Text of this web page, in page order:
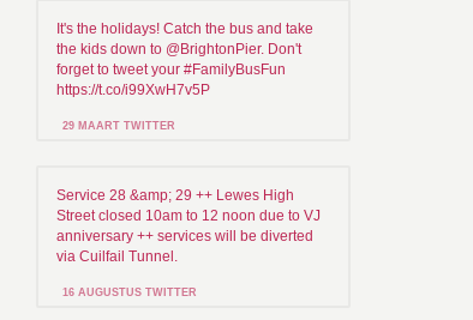
It's the holidays! Catch the bus and take
the kids down to @BrightonPier. Don't
forget to tweet your #FamilyBusFun
https://t.co/i99XwH7v5P
29 MAART TWITTER
Service 28 &amp; 29 ++ Lewes High
Street closed 10am to 12 noon due to VJ
anniversary ++ services will be diverted
via Cuilfail Tunnel.
16 AUGUSTUS TWITTER